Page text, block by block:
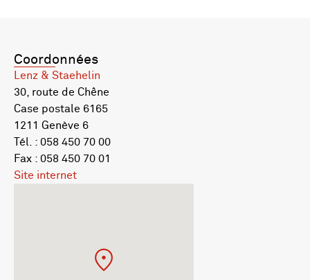
Coordonnées
Lenz & Staehelin
30, route de Chêne
Case postale 6165
1211 Genève 6
Tél. : 058 450 70 00
Fax : 058 450 70 01
Site internet